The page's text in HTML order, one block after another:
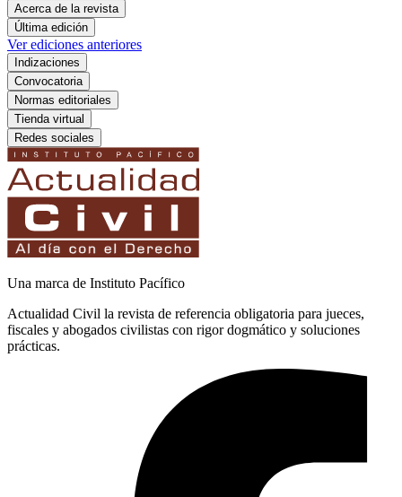
Acerca de la revista
Última edición
Ver ediciones anteriores
Indizaciones
Convocatoria
Normas editoriales
Tienda virtual
Redes sociales
Una marca de Instituto Pacífico
Actualidad Civil la revista de referencia obligatoria para jueces,
fiscales y abogados civilistas con rigor dogmático y soluciones
prácticas.